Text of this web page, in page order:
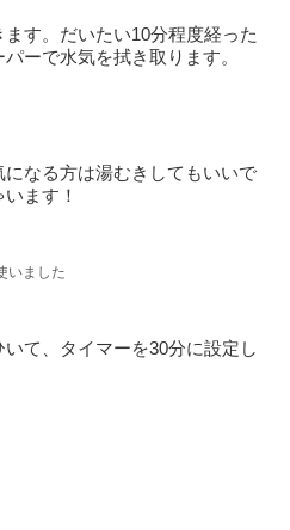
す。だいたい10分程度経った
ーで水気を拭き取ります。
になる方は湯むきしてもいいで
ます！
いました
て、タイマーを30分に設定し